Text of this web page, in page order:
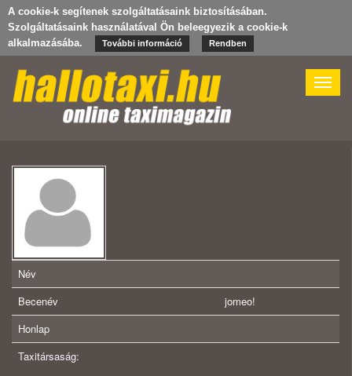
A cookie-k segítenek szolgáltatásaink biztosításában.
Szolgáltatásaink használatával Ön beleegyezik a cookie-k
alkalmazásába.
További információ Rendben
Toggle
Név
Becenév
jomeo!
Honlap
Taxitársaság: